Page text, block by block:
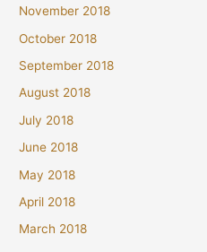
November 2018
October 2018
September 2018
August 2018
July 2018
June 2018
May 2018
April 2018
March 2018